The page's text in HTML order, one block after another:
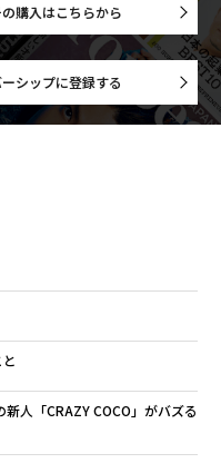
購入はこちらから
シップに登録する
人「CRAZY COCO」がバズる